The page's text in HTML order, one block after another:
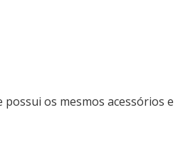
os mesmos acessórios e